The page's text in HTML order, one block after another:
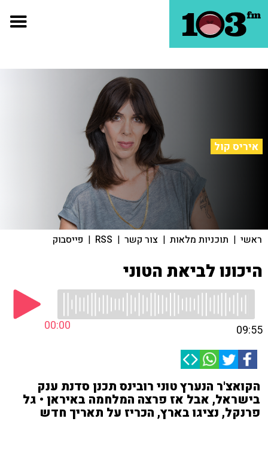
איריס קול
ראשי | תוכניות מלאות | צור קשר |
RSS
| פייסבוק
היכונו לביאת הטוני
00:00 09:55
הקואצ'ר הנערץ טוני רובינס תכנן סדנת ענק
בישראל, אבל אז פרצה המלחמה באיראן • גל
פרנקל, נציגו בארץ, הכריז על תאריך חדש